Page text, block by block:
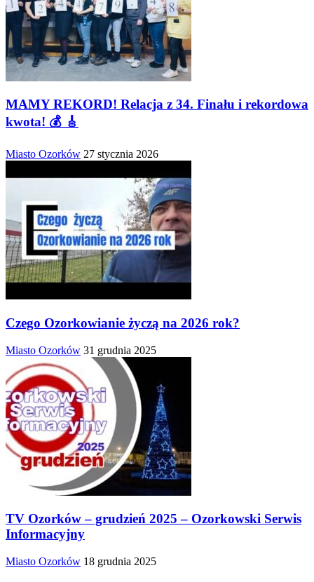
MAMY REKORD! Relacja z 34. Finału i rekordowa
kwota! 💰 🎸
Miasto Ozorków 27 stycznia 2026
Czego Ozorkowianie życzą na 2026 rok?
Miasto Ozorków 31 grudnia 2025
TV Ozorków – grudzień 2025 – Ozorkowski Serwis
Informacyjny
Miasto Ozorków 18 grudnia 2025